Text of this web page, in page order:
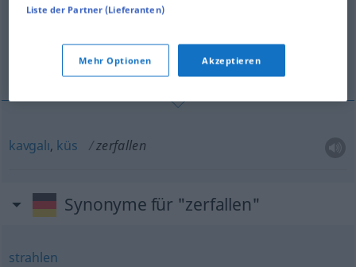
Übersicht aller Übersetzungen
kavgalı, küs
kavgalı, küs zerfallen
Synonyme für "zerfallen"
strahlen
Liste der Partner (Lieferanten)
Mehr Optionen Akzeptieren